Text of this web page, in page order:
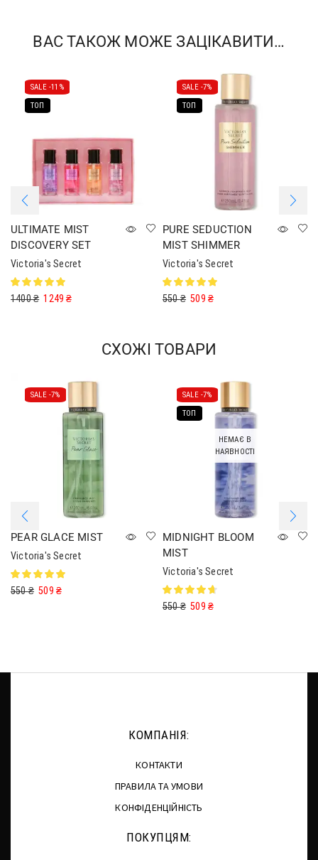
ВАС ТАКОЖ МОЖЕ ЗАЦІКАВИТИ…
SALE -11%
ТОП
ULTIMATE MIST
DISCOVERY SET
Victoria's Secret
1400₴ 1249₴
SALE -7%
ТОП
PURE SEDUCTION
MIST SHIMMER
Victoria's Secret
550₴ 509₴
СХОЖІ ТОВАРИ
SALE -7%
PEAR GLACE MIST
Victoria's Secret
550₴ 509₴
SALE -7%
ТОП
НЕМАЄ В
НАЯВНОСТІ
MIDNIGHT BLOOM
MIST
Victoria's Secret
550₴ 509₴
КОМПАНІЯ:
КОНТАКТИ
ПРАВИЛА ТА УМОВИ
КОНФІДЕНЦІЙНІСТЬ
ПОКУПЦЯМ: